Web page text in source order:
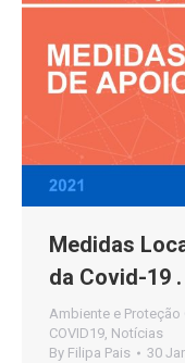
Medidas
da Covid-19
Ambiente e Proteção
COVID19, Notícias
By Filipa Pais 30